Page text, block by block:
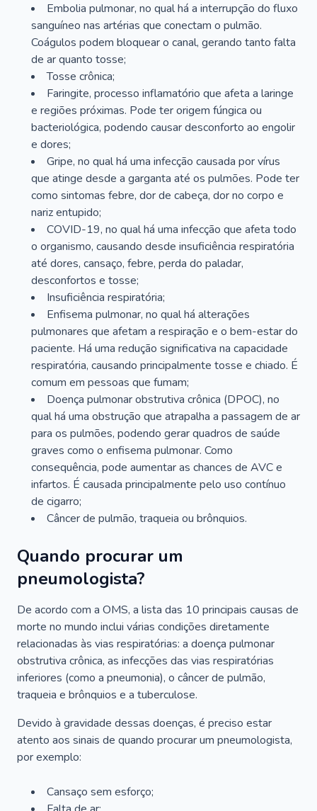
Embolia pulmonar, no qual há a interrupção do fluxo
sanguíneo nas artérias que conectam o pulmão.
Coágulos podem bloquear o canal, gerando tanto falta
de ar quanto tosse;
Tosse crônica;
Faringite, processo inflamatório que afeta a laringe
e regiões próximas. Pode ter origem fúngica ou
bacteriológica, podendo causar desconforto ao engolir
e dores;
Gripe, no qual há uma infecção causada por vírus
que atinge desde a garganta até os pulmões. Pode ter
como sintomas febre, dor de cabeça, dor no corpo e
nariz entupido;
COVID-19, no qual há uma infecção que afeta todo
o organismo, causando desde insuficiência respiratória
até dores, cansaço, febre, perda do paladar,
desconfortos e tosse;
Insuficiência respiratória;
Enfisema pulmonar, no qual há alterações
pulmonares que afetam a respiração e o bem-estar do
paciente. Há uma redução significativa na capacidade
respiratória, causando principalmente tosse e chiado. É
comum em pessoas que fumam;
Doença pulmonar obstrutiva crônica (DPOC), no
qual há uma obstrução que atrapalha a passagem de ar
para os pulmões, podendo gerar quadros de saúde
graves como o enfisema pulmonar. Como
consequência, pode aumentar as chances de AVC e
infartos. É causada principalmente pelo uso contínuo
de cigarro;
Câncer de pulmão, traqueia ou brônquios.
Quando procurar um
pneumologista?
De acordo com a OMS, a lista das 10 principais causas de
morte no mundo inclui várias condições diretamente
relacionadas às vias respiratórias: a doença pulmonar
obstrutiva crônica, as infecções das vias respiratórias
inferiores (como a pneumonia), o câncer de pulmão,
traqueia e brônquios e a tuberculose.
Devido à gravidade dessas doenças, é preciso estar
atento aos sinais de quando procurar um pneumologista,
por exemplo:
Cansaço sem esforço;